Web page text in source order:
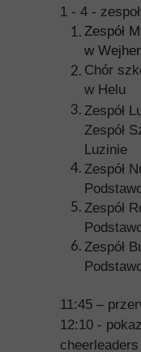
1 - 4 -
Zespół
w
Chór
w Helu
Zespół
Zespół
Luzinie
Zespół
Zespół
Zespół
11:45 –
12:10 -
cheerleaders